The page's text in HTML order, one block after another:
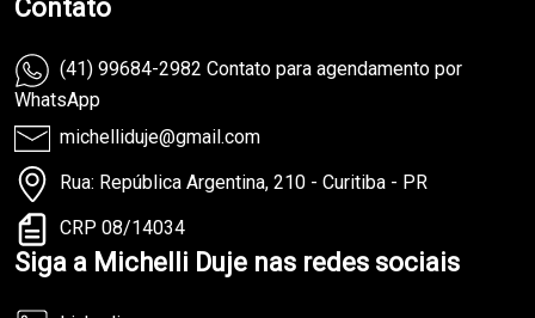
Contato
(41) 99684-2982 Contato para agendamento por
WhatsApp
michelliduje@gmail.com
Rua: República Argentina, 210 - Curitiba - PR
CRP 08/14034
Siga a Michelli Duje nas redes sociais